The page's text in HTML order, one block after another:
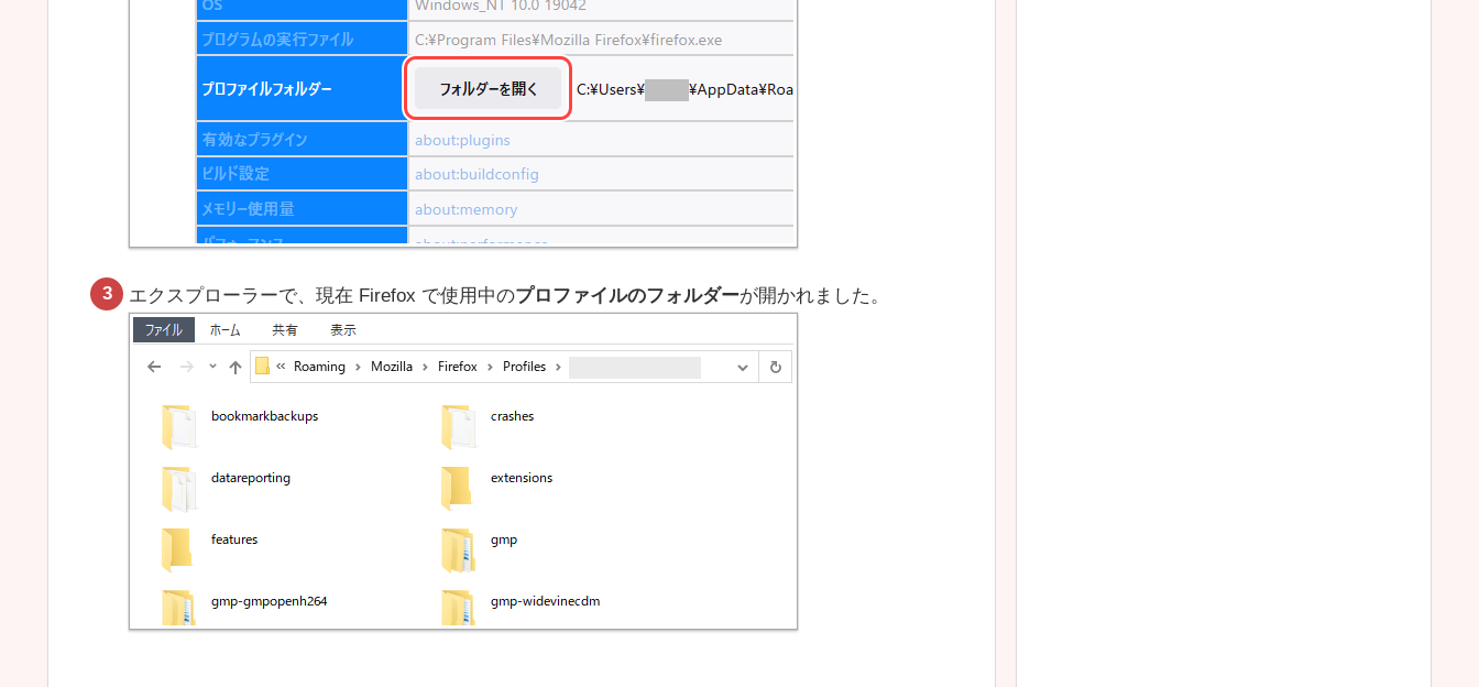
エクスプローラーで、現在 Firefox で使用中のプロファイルのフォルダーが開かれました。